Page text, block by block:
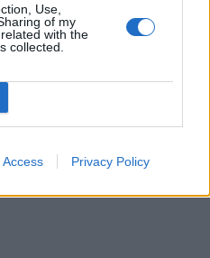
Use,
of my
with the
collected.
Access Privacy Policy